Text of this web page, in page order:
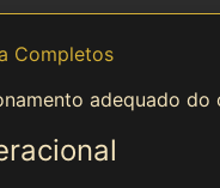
Completos
adequado